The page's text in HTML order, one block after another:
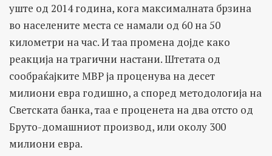
уште од 2014 година, кога максималната брзина
во населените места се намали од 60 на 50
километри на час. И таа промена дојде како
реакција на трагични настани. Штетата од
сообраќајките МВР ја проценува на десет
милиони евра годишно, а според методологија на
Светската банка, таа е проценета на два отсто од
Бруто-домашниот производ, или околу 300
милиони евра.